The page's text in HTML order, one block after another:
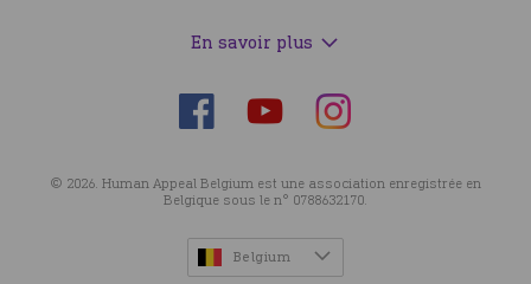
En savoir plus
Suivez-
nous
Facebook
Suivez-
YouTube
Suivez-
nous
Instagram
© 2026. Human Appeal Belgium est une association enregistrée en
Belgique sous le n° 0788632170.
Belgium